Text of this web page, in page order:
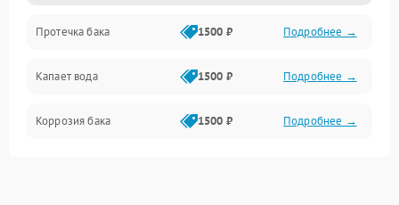
Механика
Протечка бака 1500 ₽ Подробнее →
Капает вода 1500 ₽ Подробнее →
Коррозия бака 1500 ₽ Подробнее →